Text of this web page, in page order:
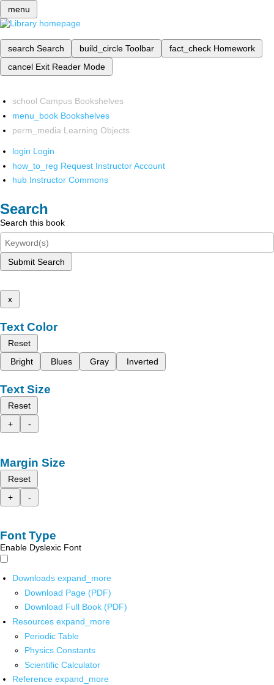
menu
search Search build_circle Toolbar fact_check Homework
cancel Exit Reader Mode
school Campus Bookshelves
menu_book Bookshelves
perm_media Learning Objects
login Login
how_to_reg Request Instructor Account
hub Instructor Commons
Search
Search this book
Submit Search
x
Text Color
Reset
Bright
Blues Gray Inverted
Text Size
Reset
+
-
Margin Size
Reset
+
-
Font Type
Enable Dyslexic Font
Downloads expand_more
Download Page (PDF)
Download Full Book (PDF)
Resources expand_more
Periodic Table
Physics Constants
Scientific Calculator
Reference expand_more